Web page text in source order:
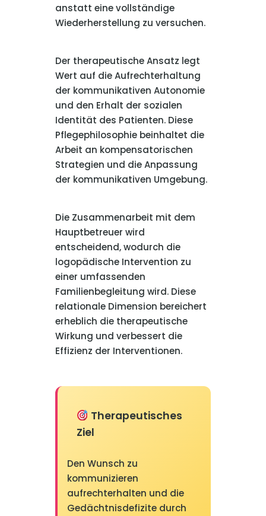
anstatt eine vollständige
Wiederherstellung zu versuchen.
Der therapeutische Ansatz legt
Wert auf die Aufrechterhaltung
der kommunikativen Autonomie
und den Erhalt der sozialen
Identität des Patienten. Diese
Pflegephilosophie beinhaltet die
Arbeit an kompensatorischen
Strategien und die Anpassung
der kommunikativen Umgebung.
Die Zusammenarbeit mit dem
Hauptbetreuer wird
entscheidend, wodurch die
logopädische Intervention zu
einer umfassenden
Familienbegleitung wird. Diese
relationale Dimension bereichert
erheblich die therapeutische
Wirkung und verbessert die
Effizienz der Interventionen.
Therapeutisches
Ziel
Den Wunsch zu
kommunizieren
aufrechterhalten und die
Gedächtnisdefizite durch